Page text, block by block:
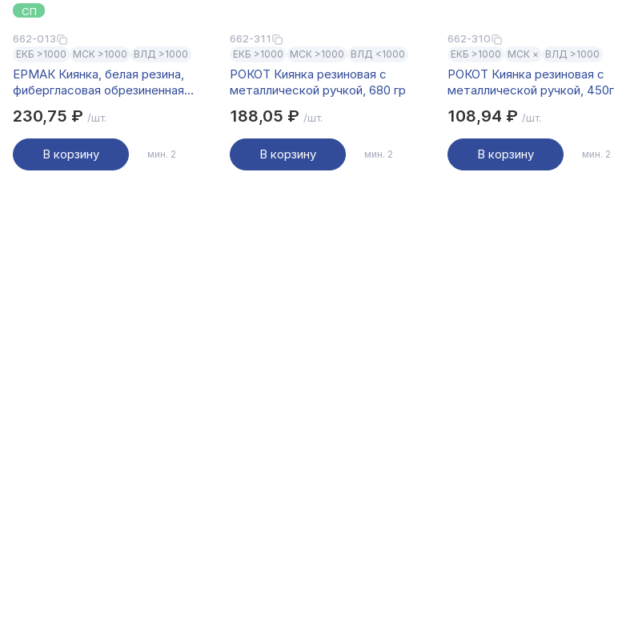
СП
662-013
ЕКБ >1000 МСК >1000 ВЛД >1000
ЕРМАК Киянка, белая резина,
фибергласовая обрезиненная
230,75 ₽ /шт.
В корзину мин. 2
662-311
ЕКБ >1000 МСК >1000 ВЛД <1000
РОКОТ Киянка резиновая с
металлической ручкой, 680 гр
188,05 ₽/шт.
В корзину мин. 2
662-310
ЕКБ >1000 МСК × ВЛД >1000
РОКОТ Киянка резиновая с
металлической ручкой, 450г
108,94 ₽ /шт.
В корзину мин. 2